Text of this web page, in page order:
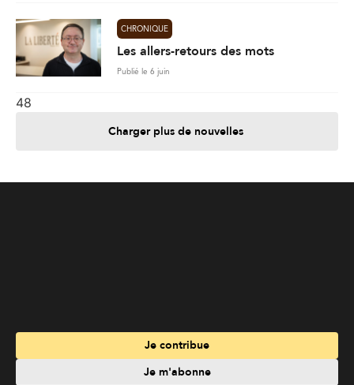
CHRONIQUE
Les allers-retours des mots
Publié le 6 juin
48
Charger plus de nouvelles
Informations